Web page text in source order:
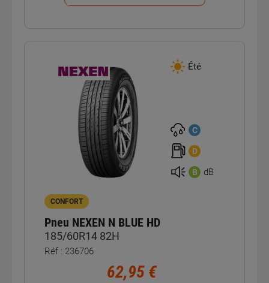
Été
C
D
B dB
CONFORT
Pneu NEXEN N BLUE HD
185/60R14 82H
Réf : 236706
62,95 €